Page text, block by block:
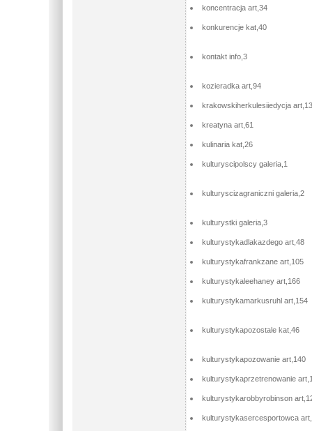
koncentracja art,34
konkurencje kat,40
kontakt info,3
kozieradka art,94
krakowskiherkulesiiedycja
kreatyna art,61
kulinaria kat,26
kulturyscipolscy galeria,1
kulturyscizagraniczni galeria,2
kulturystki galeria,3
kulturystykadlakazdego art,48
kulturystykafrankzane art,105
kulturystykaleehaney art,166
kulturystykamarkusruhl art,154
kulturystykapozostale kat,46
kulturystykapozowanie art,140
kulturystykaprzetrenowanie
kulturystykarobbyrobinson
kulturystykasercesportowca